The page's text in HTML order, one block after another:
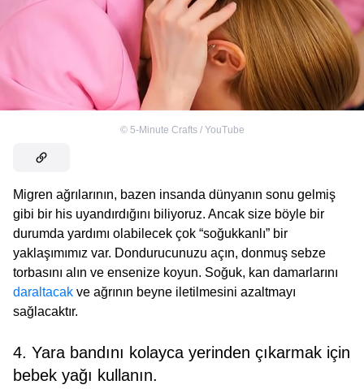
© 5-Minute Crafts / YouTube
Migren ağrılarının, bazen insanda dünyanın sonu gelmiş
gibi bir his uyandırdığını biliyoruz. Ancak size böyle bir
durumda yardımı olabilecek çok “soğukkanlı” bir
yaklaşımımız var. Dondurucunuzu açın, donmuş sebze
torbasını alın ve ensenize koyun. Soğuk, kan damarlarını
daraltacak ve ağrının beyne iletilmesini azaltmayı
sağlacaktır.
4. Yara bandını kolayca yerinden çıkarmak için
bebek yağı kullanın.